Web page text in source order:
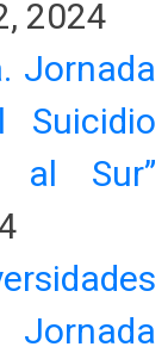
2024
Jornada
Suicidio
al Sur”